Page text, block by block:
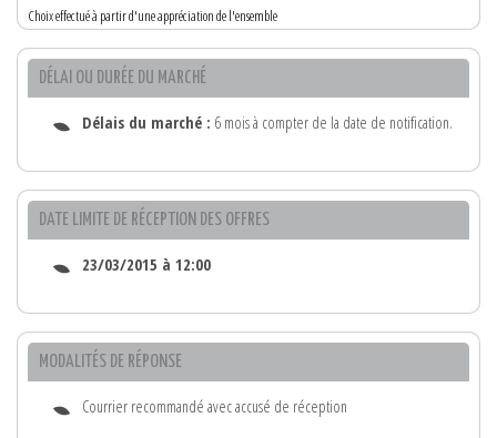
Choix effectué à partir d'une appréciation de l'ensemble
DÉLAI OU DURÉE DU MARCHÉ
Délais du marché : 6 mois à compter de la date de notification.
DATE LIMITE DE RÉCEPTION DES OFFRES
23/03/2015 à 12:00
MODALITÉS DE RÉPONSE
Courrier recommandé avec accusé de réception